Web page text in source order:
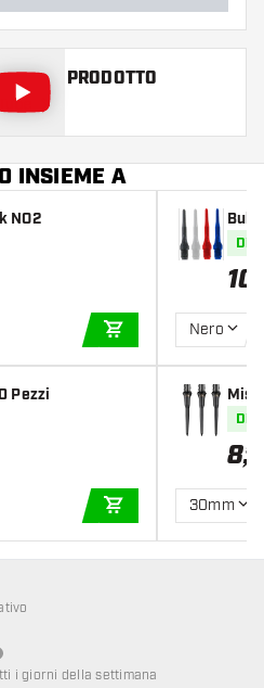
PRODOTTO
INSIEME A
NO2
AGGIUNGI AL
Pezzi
AGGIUNGI AL
10
Nero
8,95
30mm
clienti non disponibile
i giorni della settimana